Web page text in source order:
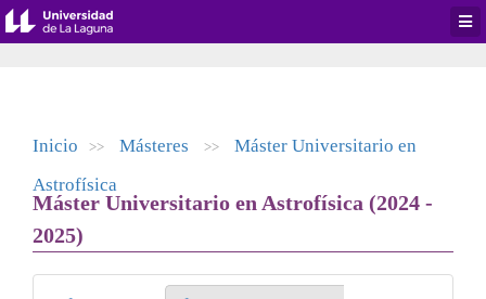
Inicio >> Másteres >>
Máster Universitario en
Astrofísica
Máster Universitario en Astrofísica (2024 -
2025)